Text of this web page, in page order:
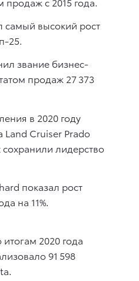
самый высокий рост
25.
звание бизнес-
продаж 27 373
в 2020 году
Land Cruiser Prado
лидерство
показал рост
на 11%.
2020 года
91 598